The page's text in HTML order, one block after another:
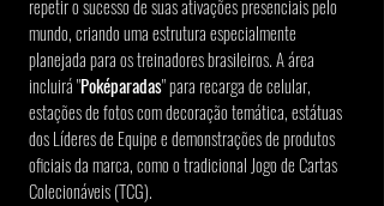
repetir o sucesso de suas ativações presenciais pelo
mundo, criando uma estrutura especialmente
planejada para os treinadores brasileiros. A área
incluirá "Poképaradas" para recarga de celular,
estações de fotos com decoração temática, estátuas
dos Líderes de Equipe e demonstrações de produtos
oficiais da marca, como o tradicional Jogo de Cartas
Colecionáveis (TCG).